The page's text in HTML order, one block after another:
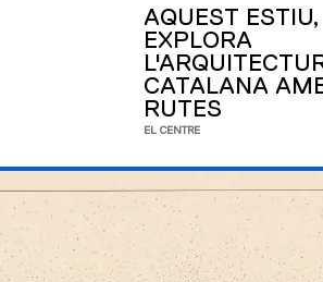
EL CENTRE
AQUEST ESTIU,
EXPLORA
CATALANA
RUTES